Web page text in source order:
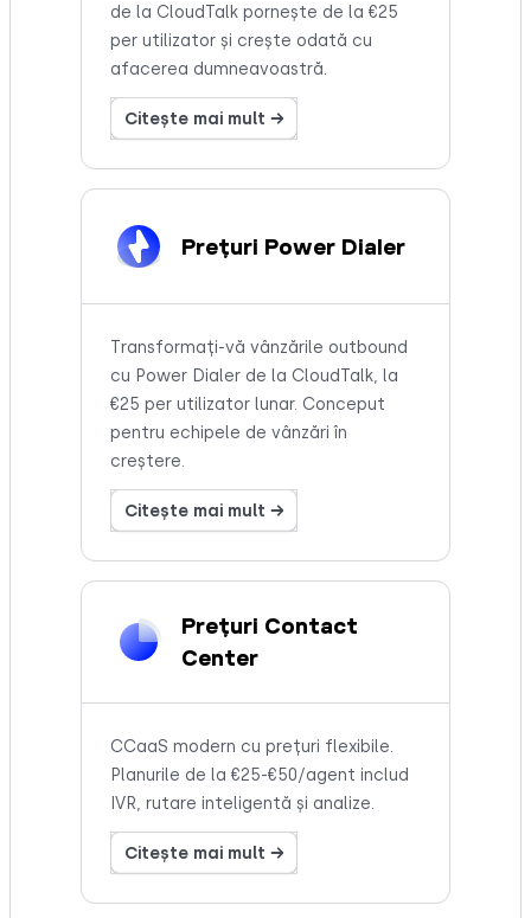
de la CloudTalk pornește de la €25
per utilizator și crește odată cu
afacerea dumneavoastră.
Citește mai mult →
Prețuri Power Dialer
Transformați-vă vânzările outbound
cu Power Dialer de la CloudTalk, la
€25 per utilizator lunar. Conceput
pentru echipele de vânzări în
creștere.
Citește mai mult →
Prețuri Contact
Center
CCaaS modern cu prețuri flexibile.
Planurile de la €25-€50/agent includ
IVR, rutare inteligentă și analize.
Citește mai mult →